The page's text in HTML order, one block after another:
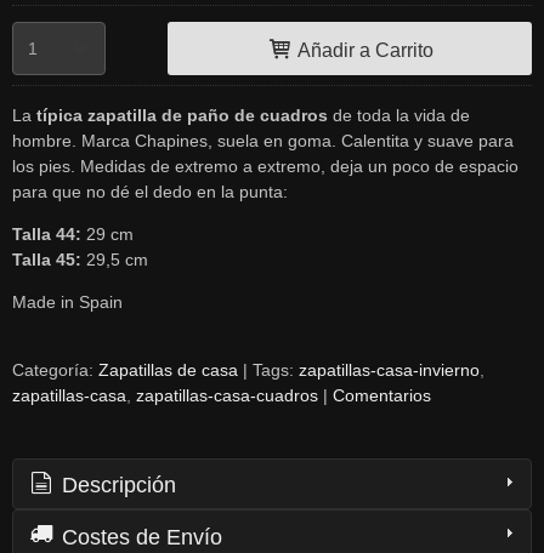
Añadir a Carrito
La típica zapatilla de paño de cuadros de toda la vida de
hombre. Marca Chapines, suela en goma. Calentita y suave para
los pies. Medidas de extremo a extremo, deja un poco de espacio
para que no dé el dedo en la punta:
Talla 44: 29 cm
Talla 45: 29,5 cm
Made in Spain
Categoría: Zapatillas de casa | Tags: zapatillas-casa-invierno
zapatillas-casa zapatillas-casa-cuadros | Comentarios
Descripción
Costes de Envío